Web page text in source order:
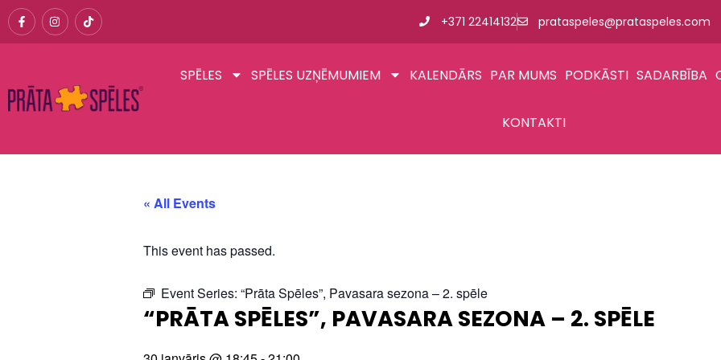
+371 22414132 prataspeles@prataspeles.com
SPĒLES SPĒLES UZŅĒMUMIEM KALENDĀRS PAR MUMS PODKĀSTI SADARBĪBA
KONTAKTI
« All Events
This event has passed.
Event Series: “Prāta Spēles”, Pavasara sezona – 2. spēle
“PRĀTA SPĒLES”, PAVASARA SEZONA – 2. SPĒLE